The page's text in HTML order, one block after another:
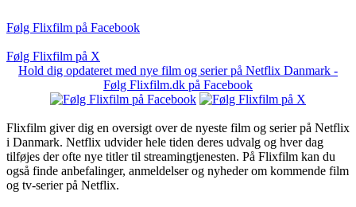
Følg Flixfilm på Facebook
Følg Flixfilm på X
Hold dig opdateret med nye film og serier på Netflix Danmark -
Følg Flixfilm.dk på Facebook
Flixfilm giver dig en oversigt over de nyeste film og serier på Netflix
i Danmark. Netflix udvider hele tiden deres udvalg og hver dag
tilføjes der ofte nye titler til streamingtjenesten. På Flixfilm kan du
også finde anbefalinger, anmeldelser og nyheder om kommende film
og tv-serier på Netflix.